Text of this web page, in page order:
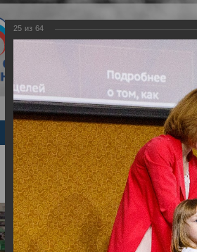
Версия для
Команда Новости
25 из 64